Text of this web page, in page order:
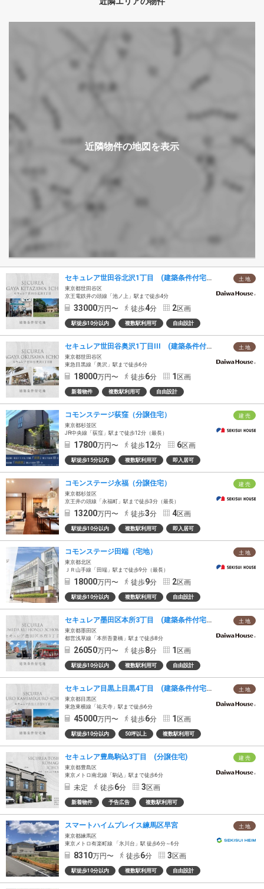
土 地
セキュレア世田谷北沢1丁目 (建築条件付宅地分譲)
東京都世田谷区
京王電鉄井の頭線「池ノ上」駅まで徒歩4分
33000万円〜 徒歩4分 2区画
駅徒歩10分以内 複数駅利用可 自由設計
土 地
セキュレア世田谷奥沢1丁目III (建築条件付宅地分譲)
東京都世田谷区
東急目黒線「奥沢」駅まで徒歩6分
18000万円〜 徒歩6分 1 区画
新着物件 複数駅利用可 自由設計
建 売
コモンステージ荻窪（分譲住宅）
東京都杉並区
JR中央線「荻窪」駅まで徒歩12分（最長）
17800万円〜 徒歩12分 6区画
駅徒歩15分以内 複数駅利用可 即入居可
建 売
コモンステージ永福（分譲住宅）
東京都杉並区
京王井の頭線「永福町」駅まで徒歩3分（最長）
13200万円〜 徒歩3分 4区画
駅徒歩10分以内 複数駅利用可 即入居可
土 地
コモンステージ田端（宅地）
東京都北区
ＪＲ山手線「田端」駅まで徒歩9分（最長）
18000万円〜 徒歩9分 2区画
駅徒歩10分以内 複数駅利用可 自由設計
土 地
セキュレア墨田区本所3丁目 (建築条件付宅地分譲)
東京都墨田区
都営浅草線「本所吾妻橋」駅まで徒歩8分
26050万円〜 徒歩8分 1 区画
駅徒歩10分以内 複数駅利用可 自由設計
土 地
セキュレア目黒上目黒4丁目 (建築条件付宅地分譲)
東京都目黒区
東急東横線「祐天寺」駅まで徒歩6分
45000万円〜 徒歩6分 1 区画
駅徒歩10分以内 50坪以上 複数駅利用可
建 売
セキュレア豊島駒込3丁目 (分譲住宅)
東京都豊島区
東京メトロ南北線「駒込」駅まで徒歩6分
未定 徒歩6分 3 区画
新着物件 予告広告 複数駅利用可
土 地
スマートハイムプレイス練馬区早宮
東京都練馬区
東京メトロ有楽町線 「氷川台」駅 徒歩6分～6分
8310万円〜 徒歩6分 3 区画
駅徒歩10分以内 複数駅利用可 自由設計